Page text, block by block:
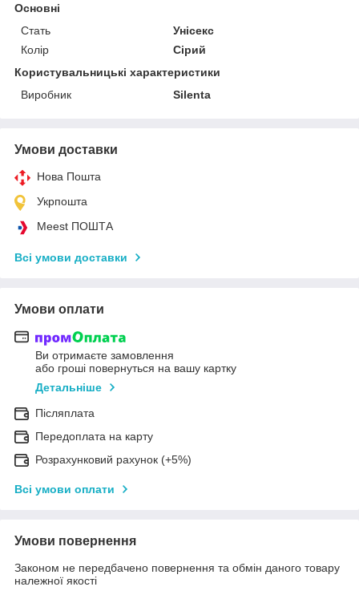
Основні
Стать
Унісекс
Колір
Сірий
Користувальницькі характеристики
Виробник
Silenta
Умови доставки
Нова Пошта
Укрпошта
Meest ПОШТА
Всі умови доставки
Умови оплати
Ви отримаєте замовлення
або гроші повернуться на вашу картку
Детальніше
Післяплата
Передоплата на карту
Розрахунковий рахунок (+5%)
Всі умови оплати
Умови повернення
Законом не передбачено повернення та обмін даного товару
належної якості